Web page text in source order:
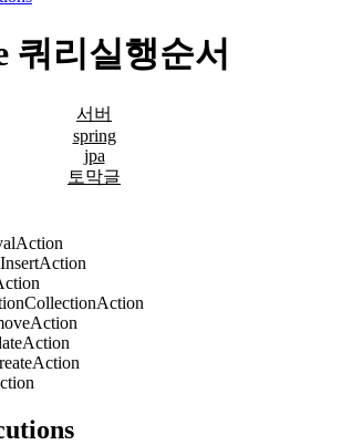
쿼리실행순서
서버
spring
jpa
토막글